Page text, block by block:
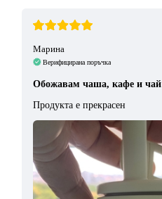
Марина
Верифицирана поръчка
Обожавам чаша, кафе и чай
Продукта е прекрасен